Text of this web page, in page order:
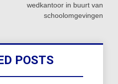
wedkantoor in buurt van
schoolomgevingen
POSTS